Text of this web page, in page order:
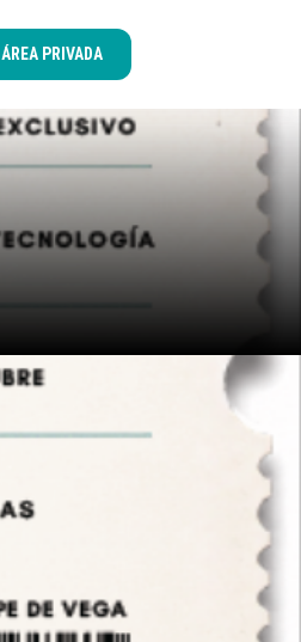
ÁREA PRIVADA